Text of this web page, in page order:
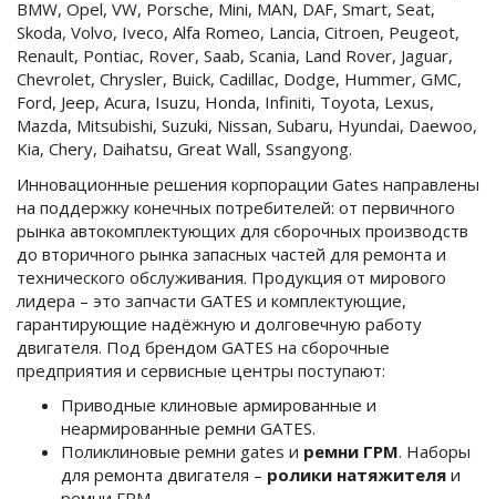
BMW, Opel, VW, Porsche, Mini, MAN, DAF, Smart, Seat,
Skoda, Volvo, Iveco, Alfa Romeo, Lancia, Citroen, Peugeot,
Renault, Pontiac, Rover, Saab, Scania, Land Rover, Jaguar,
Chevrolet, Chrysler, Buick, Cadillac, Dodge, Hummer, GMC,
Ford, Jeep, Acura, Isuzu, Honda, Infiniti, Toyota, Lexus,
Mazda, Mitsubishi, Suzuki, Nissan, Subaru, Hyundai, Daewoo,
Kia, Chery, Daihatsu, Great Wall, Ssangyong.
Инновационные решения корпорации Gates направлены
на поддержку конечных потребителей: от первичного
рынка автокомплектующих для сборочных производств
до вторичного рынка запасных частей для ремонта и
технического обслуживания. Продукция от мирового
лидера – это запчасти GATES и комплектующие,
гарантирующие надёжную и долговечную работу
двигателя. Под брендом GATES на сборочные
предприятия и сервисные центры поступают:
Приводные клиновые армированные и
неармированные ремни GATES.
Поликлиновые ремни gates и ремни ГРМ. Наборы
для ремонта двигателя – ролики натяжителя и